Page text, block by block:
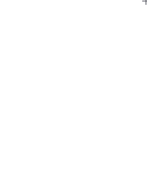
die Wärme länger im
versetzten Fugen. Sie werden
die schnelle Verlegung